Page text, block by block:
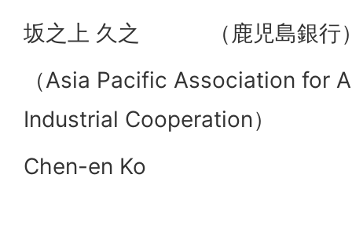
坂之上 久之 （鹿児島銀行
（Asia Pacific Association for
Industrial Cooperation）
Chen-en Ko